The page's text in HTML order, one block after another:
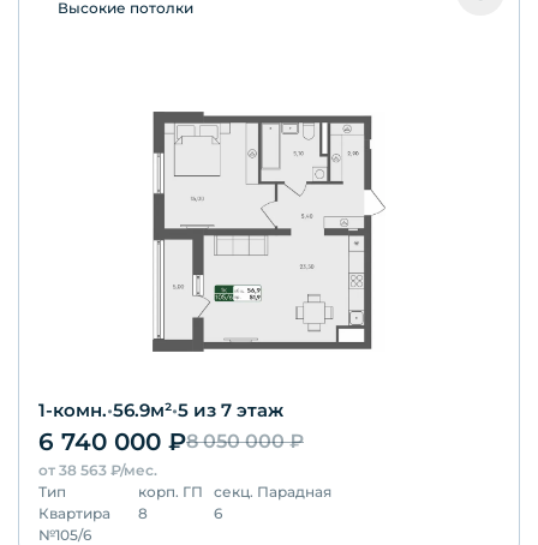
Высокие потолки
1-комн.•56.9м²•5 из 7 этаж
6 740 000 ₽8 050 000₽
от 38 563 ₽/мес.
Тип
Квартира
корп. ГП
8
секц. Парадная
6
№105/6